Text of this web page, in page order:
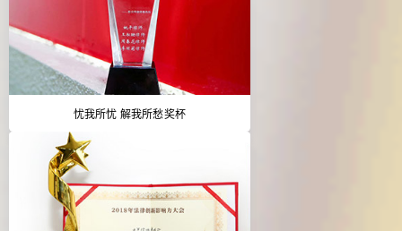
忧我所忧 解我所愁奖杯